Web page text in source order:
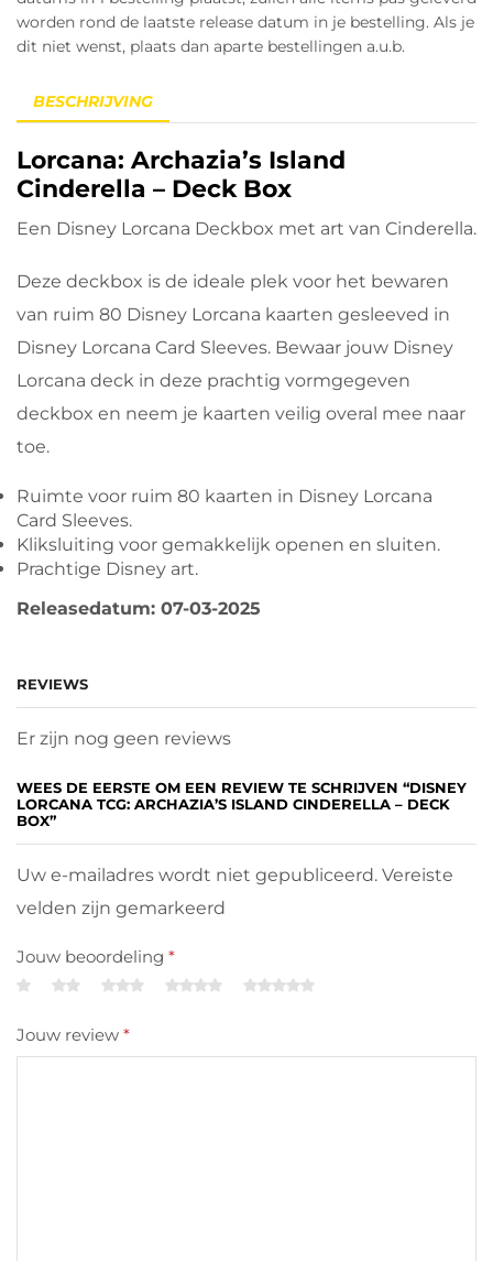
worden rond de laatste release datum in je bestelling. Als je
dit niet wenst, plaats dan aparte bestellingen a.u.b.
BESCHRIJVING
Lorcana: Archazia’s Island
Cinderella – Deck Box
Een Disney Lorcana Deckbox met art van Cinderella.
Deze deckbox is de ideale plek voor het bewaren
van ruim 80 Disney Lorcana kaarten gesleeved in
Disney Lorcana Card Sleeves. Bewaar jouw Disney
Lorcana deck in deze prachtig vormgegeven
deckbox en neem je kaarten veilig overal mee naar
toe.
Ruimte voor ruim 80 kaarten in Disney Lorcana
Card Sleeves.
Kliksluiting voor gemakkelijk openen en sluiten.
Prachtige Disney art.
Releasedatum: 07-03-2025
REVIEWS
Er zijn nog geen reviews
WEES DE EERSTE OM EEN REVIEW TE SCHRIJVEN “DISNEY
LORCANA TCG: ARCHAZIA’S ISLAND CINDERELLA – DECK
BOX”
Uw e-mailadres wordt niet gepubliceerd. Vereiste
velden zijn gemarkeerd
Jouw beoordeling *
Jouw review *